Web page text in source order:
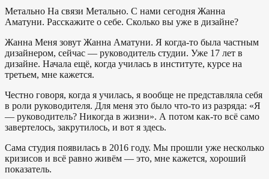
Метально На связи Метально. С нами сегодня Жанна
Аматуни. Расскажите о себе. Сколько вы уже в дизайне?
Жанна Меня зовут Жанна Аматуни. Я когда-то была частным
дизайнером, сейчас — руководитель студии. Уже 17 лет в
дизайне. Начала ещё, когда училась в институте, курсе на
третьем, мне кажется.
Честно говоря, когда я училась, я вообще не представляла себя
в роли руководителя. Для меня это было что-то из разряда: «Я
— руководитель? Никогда в жизни». А потом как-то всё само
завертелось, закрутилось, и вот я здесь.
Сама студия появилась в 2016 году. Мы прошли уже несколько
кризисов и всё равно живём — это, мне кажется, хороший
показатель.